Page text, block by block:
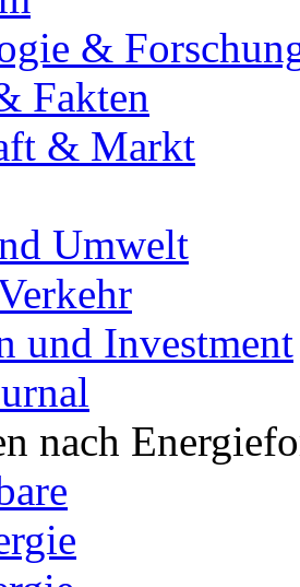
&
Fakten
& Markt
Umwelt
und Investment
nach